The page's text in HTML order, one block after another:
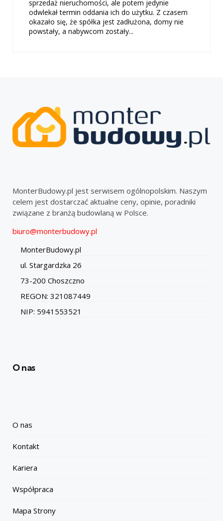
sprzedaż nieruchomości, ale potem jedynie
odwlekał termin oddania ich do użytku. Z czasem
okazało się, że spółka jest zadłużona, domy nie
powstały, a nabywcom zostały...
MonterBudowy.pl jest serwisem ogólnopolskim. Naszym
celem jest dostarczać aktualne ceny, opinie, poradniki
związane z branżą budowlaną w Polsce.
biuro@monterbudowy.pl
MonterBudowy.pl
ul. Stargardzka 26
73-200 Choszczno
REGON: 321087449
NIP: 5941553521
O nas
O nas
Kontakt
Kariera
Współpraca
Mapa Strony